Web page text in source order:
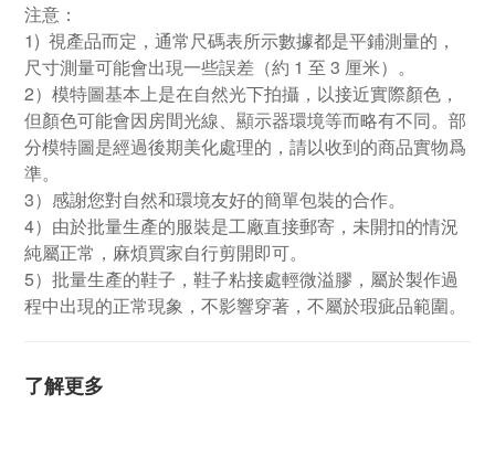
注意：
1) 視產品而定，通常尺碼表所示數據都是平鋪測量的，
尺寸測量可能會出現一些誤差（約 1 至 3 厘米）。
2）模特圖基本上是在自然光下拍攝，以接近實際顏色，
但顏色可能會因房間光線、顯示器環境等而略有不同。部
分模特圖是經過後期美化處理的，請以收到的商品實物爲
準。
3）感謝您對自然和環境友好的簡單包裝的合作。
4）由於批量生產的服裝是工廠直接郵寄，未開扣的情況
純屬正常，麻煩買家自行剪開即可。
5）批量生產的鞋子，鞋子粘接處輕微溢膠，屬於製作過
程中出現的正常現象，不影響穿著，不屬於瑕疵品範圍。
了解更多